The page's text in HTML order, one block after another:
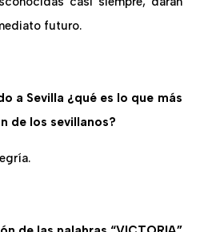
futuro.
a Sevilla ¿qué es lo que más
de los sevillanos?